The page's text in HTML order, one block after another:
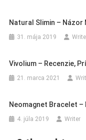
Natural Slimin –
31. mája 2019
Vivolium – Recenzie,
21. marca 2021
Neomagnet Bracelet –
4. júla 2019 Writer